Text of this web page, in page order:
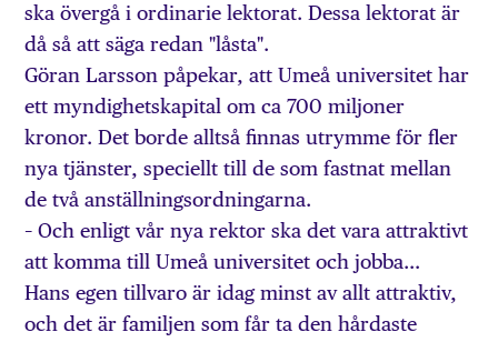
ska övergå i ordinarie lektorat. Dessa lektorat är
då så att säga redan "låsta".
Göran Larsson påpekar, att Umeå universitet har
ett myndighetskapital om ca 700 miljoner
kronor. Det borde alltså finnas utrymme för fler
nya tjänster, speciellt till de som fastnat mellan
de två anställningsordningarna.
– Och enligt vår nya rektor ska det vara attraktivt
att komma till Umeå universitet och jobba…
Hans egen tillvaro är idag minst av allt attraktiv,
och det är familjen som får ta den hårdaste